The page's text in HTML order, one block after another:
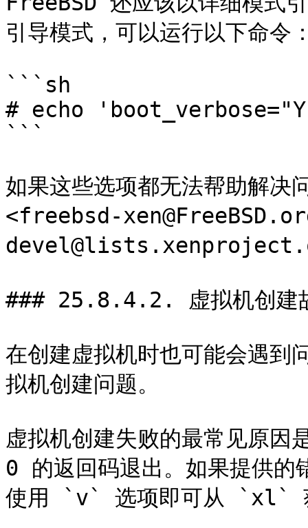
引导模式，可以运行以下命令
```sh
# echo
```
如果这些选项都无法帮助解决
<freebsd-
### 25.8.4.2. 虚拟机创建
在创建虚拟机时也可能会遇到
拟机创建问题。
虚拟机创建失败的最常见原
0 的返回码退出。如果提供的
使用 `v` 选项即可从 `xl`